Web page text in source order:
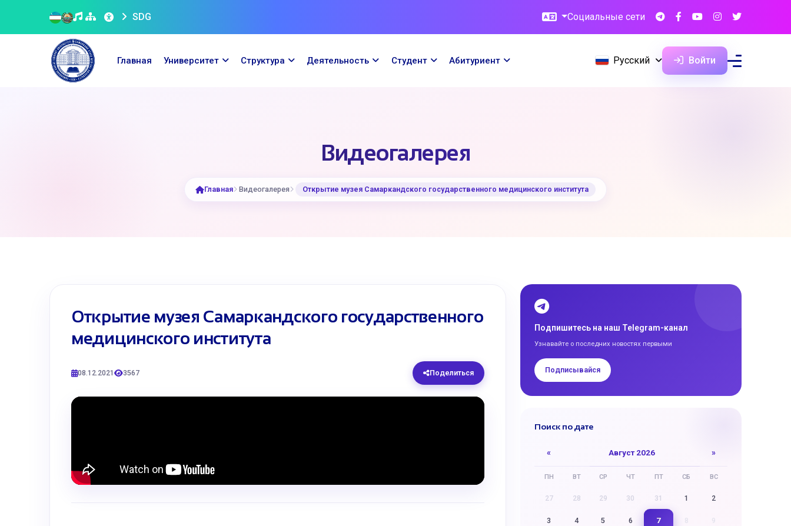
SDG Социальные сети
Главная Университет Структура Деятельность Cтудент Абитуриент Русский Войти
Видеогалерея
Главная Видеогалерея Открытие музея Самаркандского государственного медицинского института
Открытие музея Самаркандского государственного
медицинского института
08.12.2021 3567 Поделиться
Подпишитесь на наш Telegram-канал
Узнавайте о последних новостях первыми
Подписывайся
Поиск по дате
« Август 2026 »
ПН ВТ СР ЧТ ПТ СБ ВС
27 28 29 30 31 1 2
3 4 5 6 7